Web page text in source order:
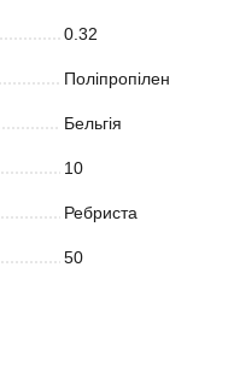
0.32
Поліпропілен
Бельгія
10
Ребриста
50